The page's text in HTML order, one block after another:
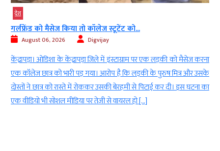
देश
गर्लफ्रेंड को मैसेज किया तो कॉलेज स्टूटेंट को...
August 06, 2026 Digvijay
केंद्रापड़ा। ओडिशा के केंद्रापड़ा जिले में इंस्टाग्राम पर एक लड़की को मैसेज करना
एक कॉलेज छात्र को भारी पड़ गया। आरोप है कि लड़की के पुरुष मित्र और उसके
दोस्तों ने छात्र को रास्ते में रोककर उसकी बेरहमी से पिटाई कर दी। इस घटना का
एक वीडियो भी सोशल मीडिया पर तेजी से वायरल हो […]